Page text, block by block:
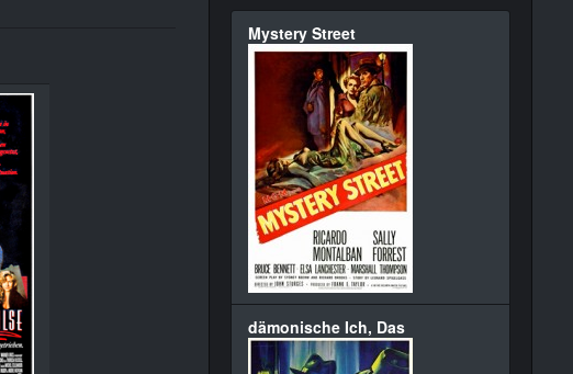
Mystery Street
dämonische Ich, Das